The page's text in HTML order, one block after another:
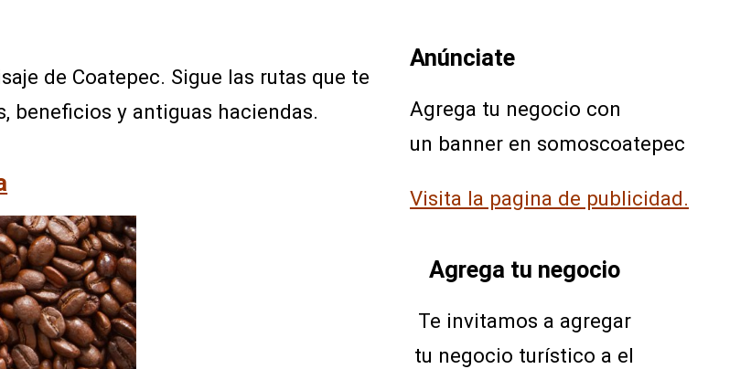
de Coatepec. Sigue las rutas que te
beneficios y antiguas haciendas.
Anúnciate
Agrega tu negocio con
un banner en somoscoatepec
Visita la pagina de publicidad.
Agrega tu negocio
Te invitamos a agregar
tu negocio turístico a el